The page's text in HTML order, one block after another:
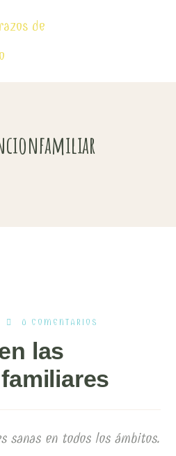
0 COMENTARIOS
las
sanas en todos los ámbitos.